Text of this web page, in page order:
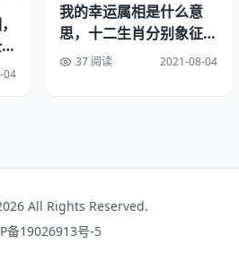
刷洗，万不可漫泡，洗后及时擦
牙和属猴。
觉就是，很的东西，但是往往是最
的话，会开裂并变色。注意不要掉
易被损坏的，没事的时候多，用人
04
我的幸运属相是什么意
思，十二生肖分别象征着
什么含义？
37 阅读 2021-08-04
All Rights Reserved.
备19026913号-5